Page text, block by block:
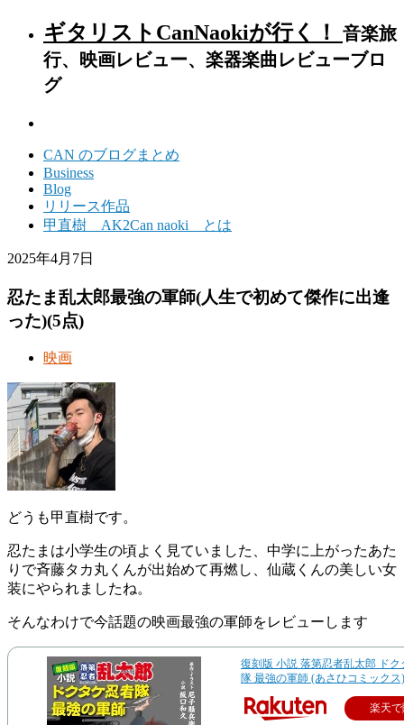
ギタリストCanNaokiが行く！ 音楽旅
行、映画レビュー、楽器楽曲レビューブロ
グ
CAN のブログまとめ
Business
Blog
リリース作品
甲直樹 AK2Can naoki とは
2025年4月7日
忍たま乱太郎最強の軍師(人生で初めて傑作に出逢
った)(5点)
映画
どうも甲直樹です。
忍たまは小学生の頃よく見ていました、中学に上がったあた
りで斉藤タカ丸くんが出始めて再燃し、仙蔵くんの美しい女
装にやられましたね。
そんなわけで今話題の映画最強の軍師をレビューします
復刻版 小説 落第忍者乱太郎 ドク
隊 最強の軍師 (あさひコミックス)
楽天